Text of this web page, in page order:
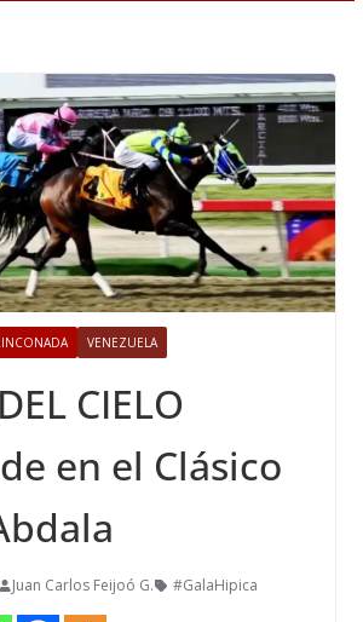
VENEZUELA
CIELO
en el Clásico
Juan Carlos Feijoó G. #GalaHipica